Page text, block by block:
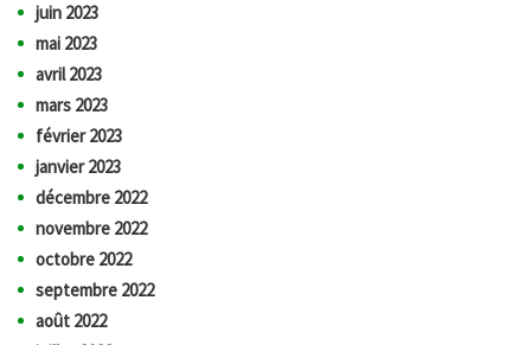
juin 2023
mai 2023
avril 2023
mars 2023
février 2023
janvier 2023
décembre 2022
novembre 2022
octobre 2022
septembre 2022
août 2022